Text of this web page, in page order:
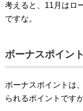
考えると、11月はロ
ですな。
ボーナスポイン
ボーナスポイントは
られるポイントです